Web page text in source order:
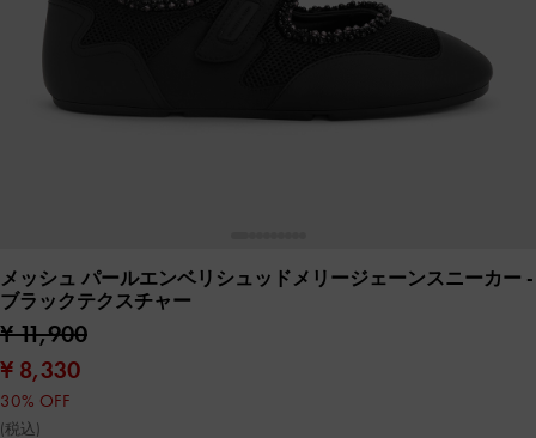
メッシュ パールエンベリシュッドメリージェーンスニーカー -
ブラックテクスチャー
¥ 11,900
¥ 8,330
30% OFF
(税込)